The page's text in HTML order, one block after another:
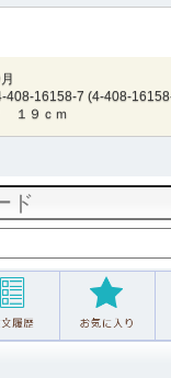
408-16158-7 (4-408-
１９ｃｍ